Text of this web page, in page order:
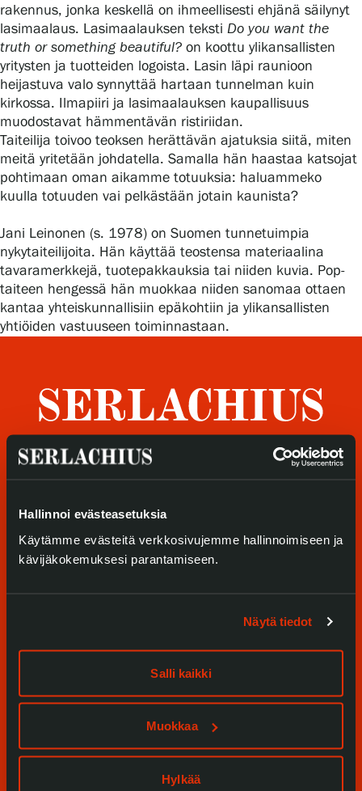
Hallinnoi evästeasetuksia
Käytämme evästeitä verkkosivujemme hallinnoimiseen ja
kävijäkokemuksesi parantamiseen.
Näytä tiedot
Salli kaikki
Muokkaa
Hylkää
Gösta Serlachiuksen taidesäätiö
Yhteystiedot
Ravintola Gösta
Serlachius Taidesauna
Serlachius Art & Sauna Express
Medialle
Vastuullisuus
Esteettömyys
Verkkokauppa
rakennus, jonka keskellä on ihmeellisesti ehjänä säilynyt
lasimaalaus. Lasimaalauksen teksti Do you want the
truth or something beautiful? on koottu ylikansallisten
yritysten ja tuotteiden logoista. Lasin läpi raunioon
heijastuva valo synnyttää hartaan tunnelman kuin
kirkossa. Ilmapiiri ja lasimaalauksen kaupallisuus
muodostavat hämmentävän ristiriidan.
Taiteilija toivoo teoksen herättävän ajatuksia siitä, miten
meitä yritetään johdatella. Samalla hän haastaa katsojat
pohtimaan oman aikamme totuuksia: haluammeko
kuulla totuuden vai pelkästään jotain kaunista?
Jani Leinonen (s. 1978) on Suomen tunnetuimpia
nykytaiteilijoita. Hän käyttää teostensa materiaalina
tavaramerkkejä, tuotepakkauksia tai niiden kuvia. Pop-
taiteen hengessä hän muokkaa niiden sanomaa ottaen
kantaa yhteiskunnallisiin epäkohtiin ja ylikansallisten
yhtiöiden vastuuseen toiminnastaan.
Näyttelyt
Tapahtumat
Serlachius Residenssi
SERLACHIUS+